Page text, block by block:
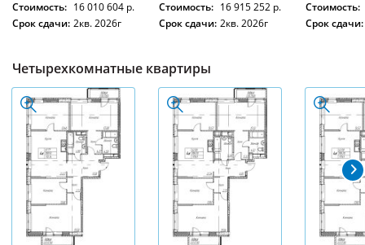
Стоимость: 16 010 604 р.
Срок сдачи: 2кв. 2026г
Стоимость: 16 915 252 р.
Срок сдачи: 2кв. 2026г
Стоимость:
Срок сдачи:
Четырехкомнатные квартиры